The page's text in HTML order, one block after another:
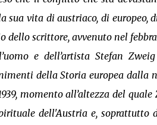
sua vita di austriaco, di europeo,
dello scrittore, avvenuto nel
e dell’artista Stefan
della Storia europea dalla
momento all’altezza del
dell'Austria e,